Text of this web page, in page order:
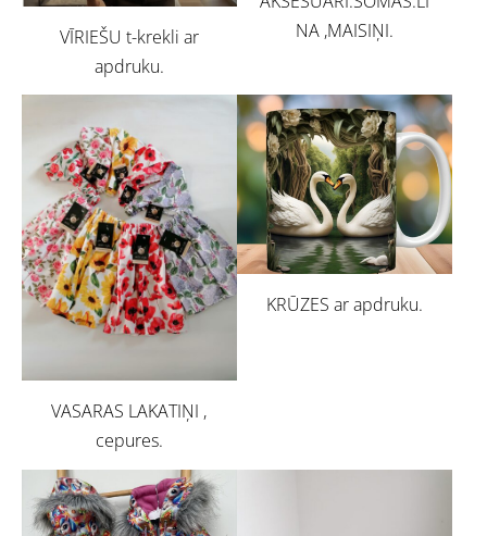
VĪRIEŠU t-krekli ar
apdruku.
NA ,MAISIŅI.
VASARAS LAKATIŅI ,
cepures.
KRŪZES ar apdruku.